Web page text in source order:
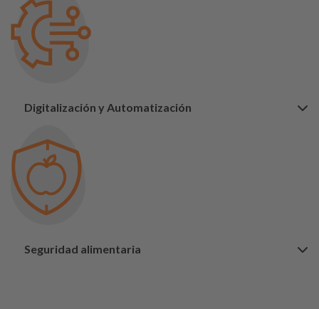
Digitalización y Automatización
Seguridad alimentaria